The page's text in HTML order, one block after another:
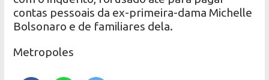
contas pessoais da ex-primeira-dama Michelle
Bolsonaro e de familiares dela.
Metropoles